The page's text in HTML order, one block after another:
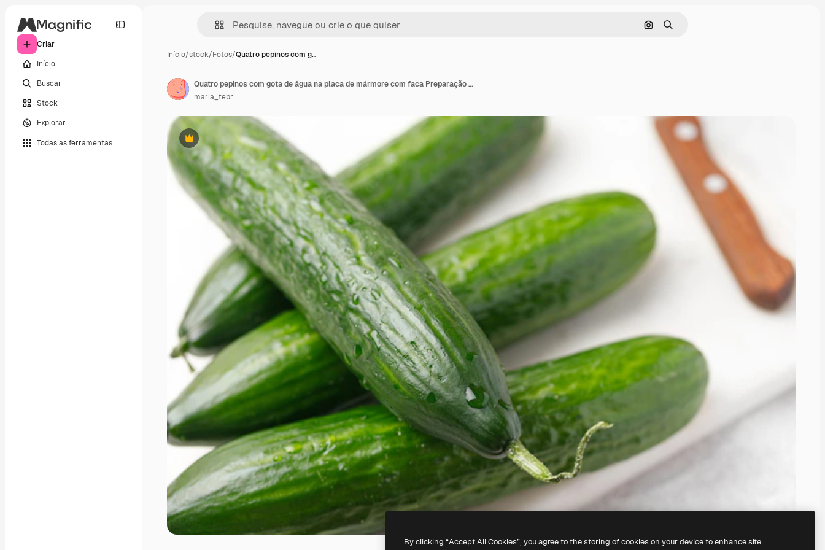
Criar
Início
Buscar
Stock
Explorar
Todas as ferramentas
Pesquisar por imagem
Buscar
Início/stock/Fotos/Quatro pepinos com g…
Premium
Quatro pepinos com gota de água na placa de mármore com faca Preparação de alimentos
maria_tebr
By clicking “Accept All Cookies”, you agree to the storing of cookies on your device to enhance site